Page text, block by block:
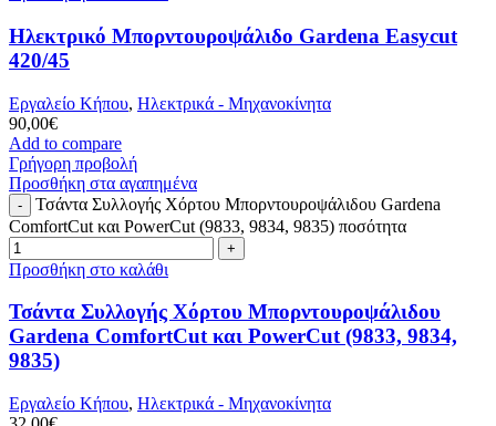
Ηλεκτρικό Μπορντουροψάλιδο Gardena Easycut
420/45
Εργαλείο Κήπου, Ηλεκτρικά - Μηχανοκίνητα
90,00€
Add to compare
Γρήγορη προβολή
Προσθήκη στα αγαπημένα
Τσάντα Συλλογής Χόρτου Μπορντουροψάλιδου Gardena
ComfortCut και PowerCut (9833, 9834, 9835) ποσότητα
Προσθήκη στο καλάθι
Τσάντα Συλλογής Χόρτου Μπορντουροψάλιδου
Gardena ComfortCut και PowerCut (9833, 9834,
9835)
Εργαλείο Κήπου, Ηλεκτρικά - Μηχανοκίνητα